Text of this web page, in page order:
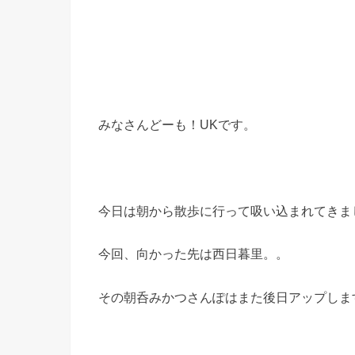
みなさんどーも！UKです。
今日は朝から散歩に行って吸い込まれてき
今回、向かった先は西日暮里。。
その朝呑みかつさんぽはまた後日アップし